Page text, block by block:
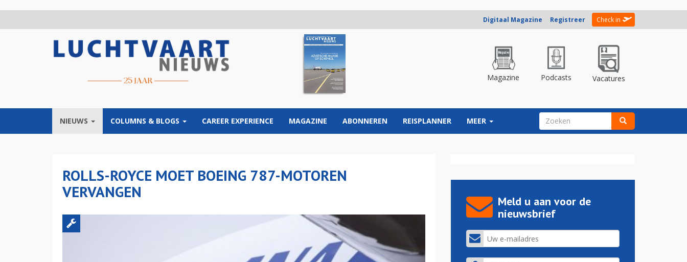
Digitaal Magazine Registreer Check in
Magazine Podcasts Vacatures
NIEUWS COLUMNS & BLOGS CAREER EXPERIENCE MAGAZINE ABONNEREN REISPLANNER MEER ZOEKVELD
ROLLS-ROYCE MOET BOEING 787-MOTOREN
VERVANGEN
Meld u aan voor de
nieuwsbrief